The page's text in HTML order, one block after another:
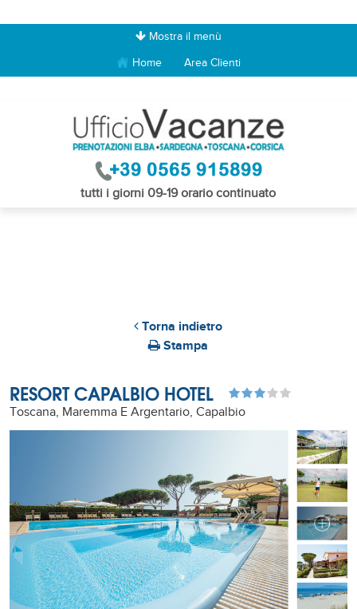
Mostra il menù
Home Area Clienti
tutti i giorni 09-19 orario continuato
Torna indietro
Stampa
RESORT CAPALBIO HOTEL
Toscana, Maremma E Argentario, Capalbio